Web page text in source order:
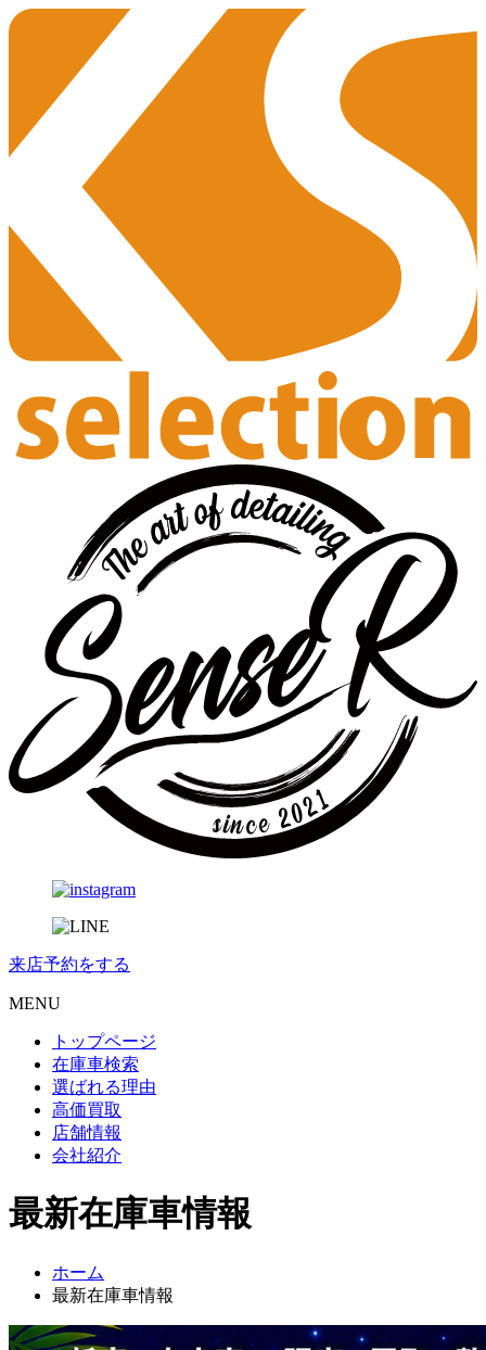
来店予約をする
MENU
トップページ
在庫車検索
選ばれる理由
高価買取
店舗情報
会社紹介
最新在庫車情報
ホーム
最新在庫車情報